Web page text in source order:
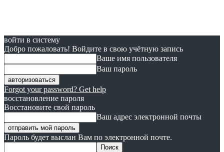
войти в систему
Добро пожаловать! Войдите в свою учётную запись
Ваше имя пользователя
Ваш пароль
Forgot your password? Get help
восстановление пароля
Восстановите свой пароль
Ваш адрес электронной почты
Пароль будет выслан Вам по электронной почте.